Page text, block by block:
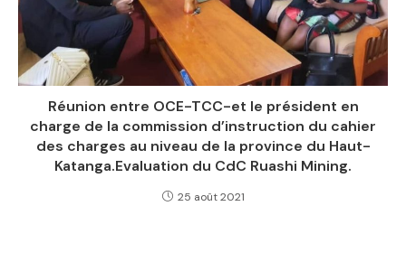
Réunion entre OCE-TCC-et le président en
charge de la commission d’instruction du cahier
des charges au niveau de la province du Haut-
Katanga.Evaluation du CdC Ruashi Mining.
25 août 2021